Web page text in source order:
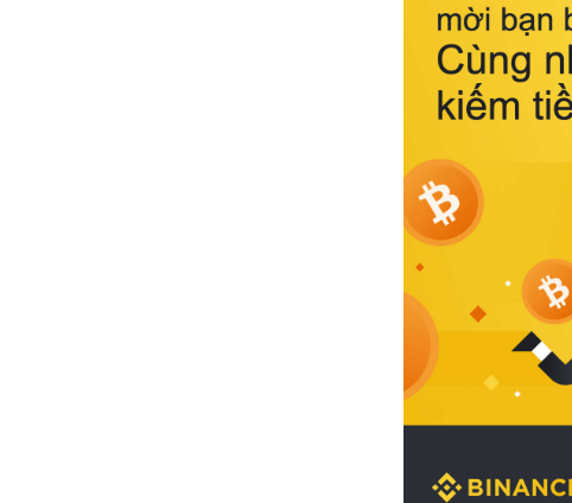
hồi chuẩn
cột sống.
Bên cạnh đó,
sản phẩm
tế còn giúp
khuẩn và
thời tiết nóng
thêm các
động của
phòng ngủ
người tại
Link) để có
2. Các tiêu
chăn ga gối
ngủ
Để sở hữu
cao cấp
công năng,
nhắc kỹ